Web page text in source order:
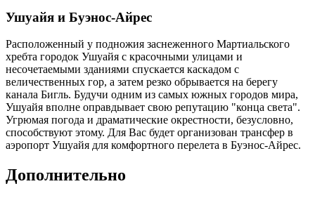
Ушуайя и Буэнос-Айрес
Расположенный у подножия заснеженного Мартиальского
хребта городок Ушуайя с красочными улицами и
несочетаемыми зданиями спускается каскадом с
величественных гор, а затем резко обрывается на берегу
канала Бигль. Будучи одним из самых южных городов мира,
Ушуайя вполне оправдывает свою репутацию "конца света".
Угрюмая погода и драматические окрестности, безусловно,
способствуют этому. Для Вас будет организован трансфер в
аэропорт Ушуайя для комфортного перелета в Буэнос-Айрес.
Дополнительно